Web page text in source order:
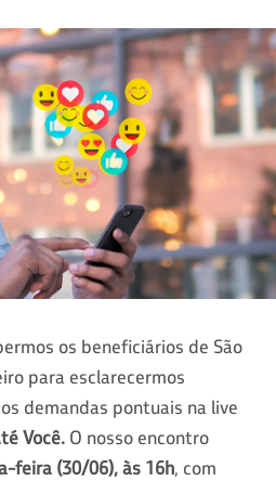
os beneficiários de São
para esclarecermos
demandas pontuais na live
Você. O nosso encontro
feira (30/06), às 16h, com